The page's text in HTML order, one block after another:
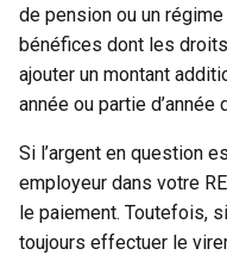
de pension ou un
bénéfices dont les
ajouter un montant
année ou partie d’année
Si l’argent en question
employeur dans votre
le paiement. Toutefois,
toujours effectuer le